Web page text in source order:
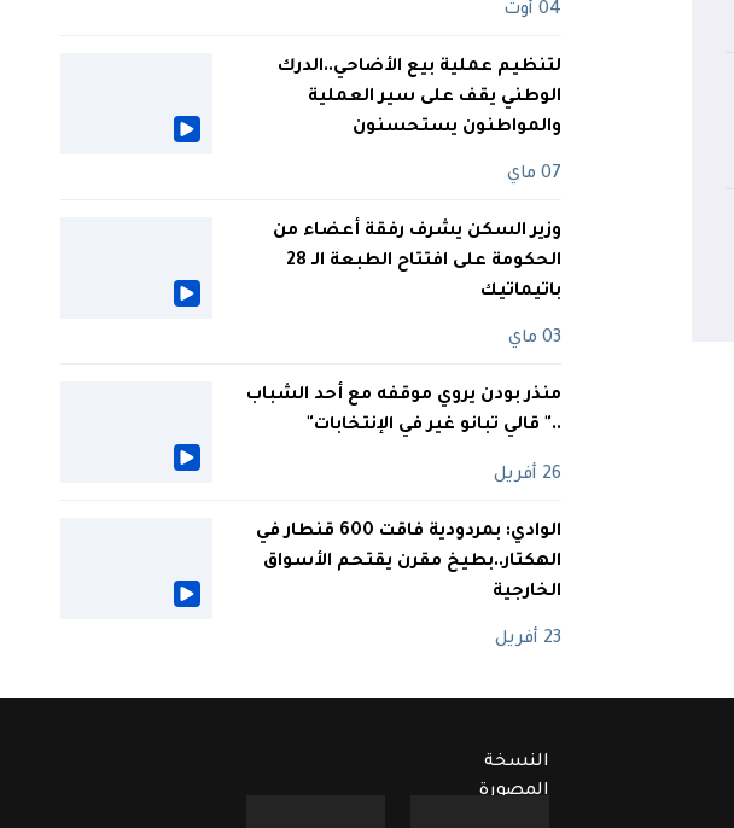
04 أوت
لتنظيم عملية بيع الأضاحي..الدرك
الوطني يقف على سير العملية
والمواطنون يستحسنون
07 ماي
وزير السكن يشرف رفقة أعضاء من
الحكومة على افتتاح الطبعة الـ 28
باتيماتيك
03 ماي
منذر بودن يروي موقفه مع أحد الشباب
.." قالي تبانو غير في الإنتخابات"
26 أفريل
الوادي: بمردودية فاقت 600 قنطار في
الهكتار..بطيخ مقرن يقتحم الأسواق
الخارجية
23 أفريل
النسخة
المصورة